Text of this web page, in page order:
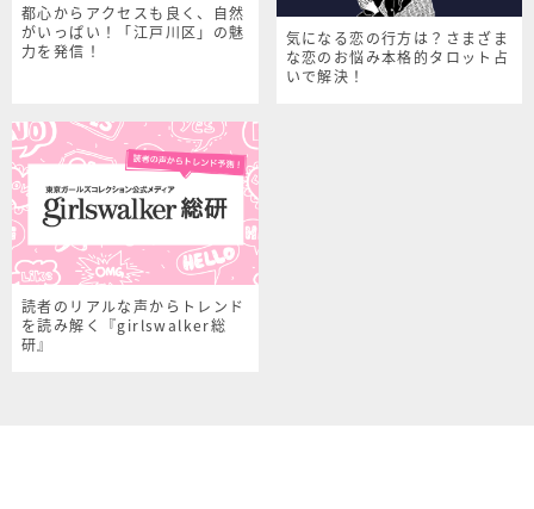
都心からアクセスも良く、自然
がいっぱい！「江戸川区」の魅
力を発信！
気になる恋の行方は？さまざま
な恋のお悩み本格的タロット占
いで解決！
読者のリアルな声からトレンド
を読み解く『girlswalker総
研』